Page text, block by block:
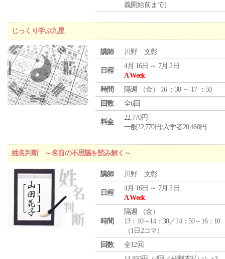
義開始前まで）
じっくり学ぶ九星
講師 川野 文彰
日程
4月 16日 ～ 7月 2日
A Week
時間
隔週 （金） 16 ：30 ～ 17 ：50
回数
全6回
料金
22,770円
一般22,770円/入学者20,460円
姓名判断 ～名前の不思議を読み解く～
講師 川野 文彰
日程
4月 16日 ～ 7月 2日
A Week
時間
隔週 （金）
13：10～14：30／14：50～16：10
（1日2コマ）
回数
全12回